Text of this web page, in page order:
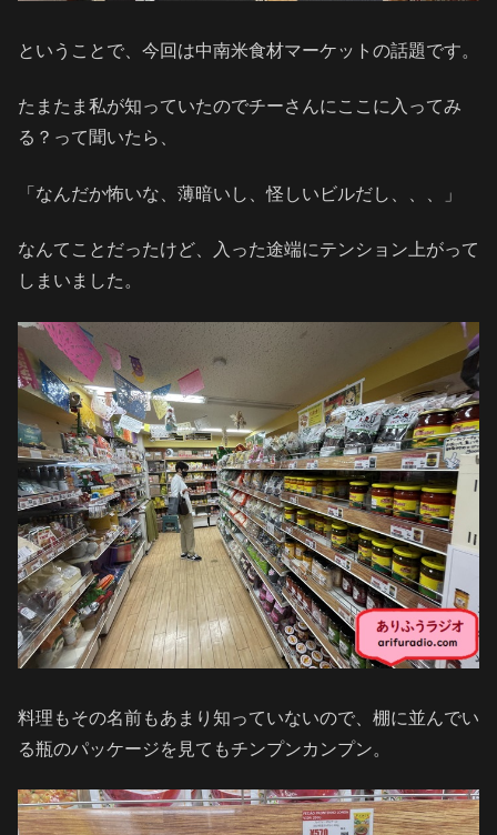
ということで、今回は中南米食材マーケットの話題です。
たまたま私が知っていたのでチーさんにここに入ってみ
る？って聞いたら、
「なんだか怖いな、薄暗いし、怪しいビルだし、、、」
なんてことだったけど、入った途端にテンション上がって
しまいました。
料理もその名前もあまり知っていないので、棚に並んでい
る瓶のパッケージを見てもチンプンカンプン。